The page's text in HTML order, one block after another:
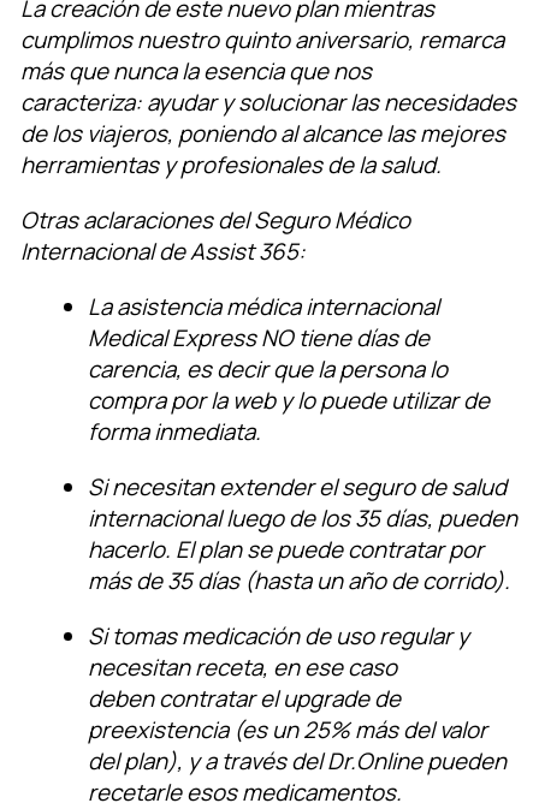
La creación de este nuevo plan mientras
cumplimos nuestro quinto aniversario, remarca
más que nunca la esencia que nos
caracteriza: ayudar y solucionar las necesidades
de los viajeros, poniendo al alcance las mejores
herramientas y profesionales de la salud.
Otras aclaraciones del Seguro Médico
Internacional de Assist 365:
La asistencia médica internacional
Medical Express NO tiene días de
carencia, es decir que la persona lo
compra por la web y lo puede utilizar de
forma inmediata.
Si necesitan extender el seguro de salud
internacional luego de los 35 días, pueden
hacerlo. El plan se puede contratar por
más de 35 días (hasta un año de corrido).
Si tomas medicación de uso regular y
necesitan receta, en ese caso
deben contratar el upgrade de
preexistencia (es un 25% más del valor
del plan), y a través del Dr.Online pueden
recetarle esos medicamentos.